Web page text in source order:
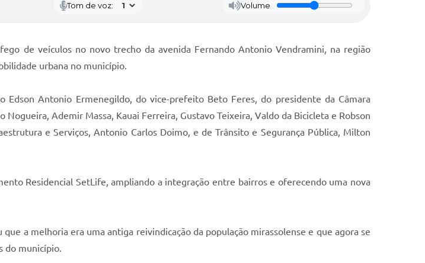
Tom de voz: Volume
de veículos no novo trecho da avenida Fernando Antonio Vendramini, na região
urbana no município.
Antonio Ermenegildo, do vice-prefeito Beto Feres, do presidente da Câmara
Ademir Massa, Kauai Ferreira, Gustavo Teixeira, Valdo da Bicicleta e Robson
e Serviços, Antonio Carlos Doimo, e de Trânsito e Segurança Pública, Milton
Residencial SetLife, ampliando a integração entre bairros e oferecendo uma nova
a melhoria era uma antiga reivindicação da população mirassolense e que agora se
do município.